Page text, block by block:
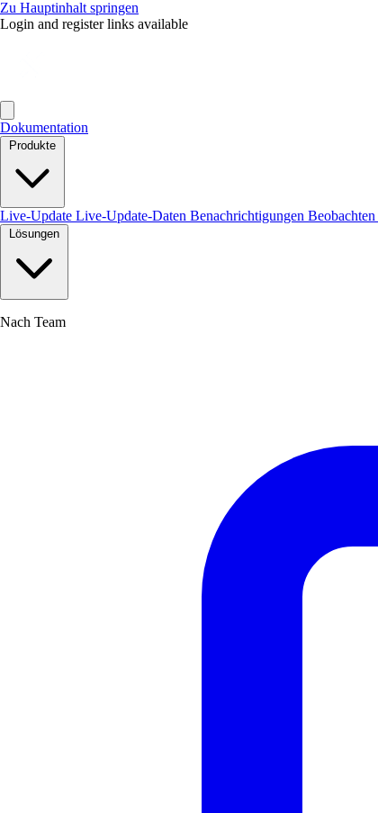
Zu Hauptinhalt springen
Login and register links available
Dokumentation
Produkte
Live-Update Live-Update-Daten Benachrichtigungen Beobachten
Lösungen
Nach Team